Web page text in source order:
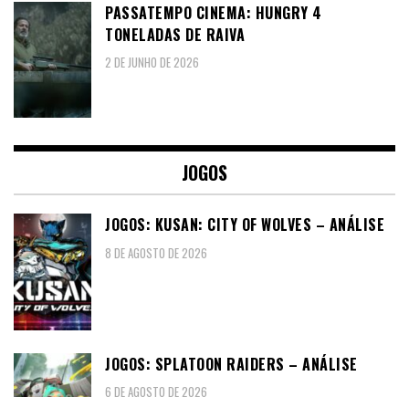
PASSATEMPO CINEMA: HUNGRY 4
TONELADAS DE RAIVA
2 DE JUNHO DE 2026
JOGOS
JOGOS: KUSAN: CITY OF WOLVES – ANÁLISE
8 DE AGOSTO DE 2026
JOGOS: SPLATOON RAIDERS – ANÁLISE
6 DE AGOSTO DE 2026